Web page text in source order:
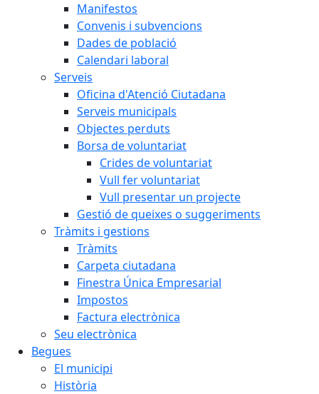
Manifestos
Convenis i subvencions
Dades de població
Calendari laboral
Serveis
Oficina d'Atenció Ciutadana
Serveis municipals
Objectes perduts
Borsa de voluntariat
Crides de voluntariat
Vull fer voluntariat
Vull presentar un projecte
Gestió de queixes o suggeriments
Tràmits i gestions
Tràmits
Carpeta ciutadana
Finestra Única Empresarial
Impostos
Factura electrònica
Seu electrònica
Begues
El municipi
Història